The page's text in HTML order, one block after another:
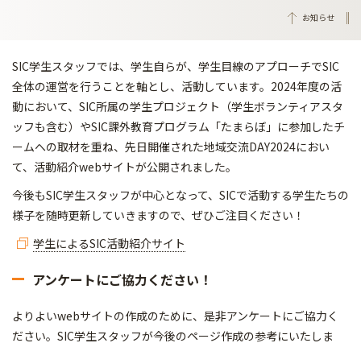
お知らせ
SIC学生スタッフでは、学生自らが、学生目線のアプローチでSIC
全体の運営を行うことを軸とし、活動しています。2024年度の活
動において、SIC所属の学生プロジェクト（学生ボランティアスタ
ッフも含む）やSIC課外教育プログラム「たまらぼ」に参加したチ
ームへの取材を重ね、先日開催された地域交流DAY2024におい
て、活動紹介webサイトが公開されました。
今後もSIC学生スタッフが中心となって、SICで活動する学生たちの
様子を随時更新していきますので、ぜひご注目ください！
学生によるSIC活動紹介サイト
アンケートにご協力ください！
よりよいwebサイトの作成のために、是非アンケートにご協力く
ださい。SIC学生スタッフが今後のページ作成の参考にいたしま